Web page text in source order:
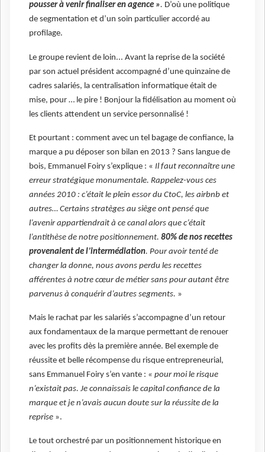
pousser à venir finaliser en agence ». D’où une politique
de segmentation et d’un soin particulier accordé au
profilage.
Le groupe revient de loin... Avant la reprise de la société
par son actuel président accompagné d’une quinzaine de
cadres salariés, la centralisation informatique était de
mise, pour … le pire ! Bonjour la fidélisation au moment où
les clients attendent un service personnalisé !
Et pourtant : comment avec un tel bagage de confiance, la
marque a pu déposer son bilan en 2013 ? Sans langue de
bois, Emmanuel Foiry s’explique : « Il faut reconnaître une
erreur stratégique monumentale. Rappelez-vous ces
années 2010 : c’était le plein essor du CtoC, les airbnb et
autres… Certains stratèges au siège ont pensé que
l’avenir appartiendrait à ce canal alors que c’était
l’antithèse de notre positionnement. 80% de nos recettes
provenaient de l’intermédiation. Pour avoir tenté de
changer la donne, nous avons perdu les recettes
afférentes à notre cœur de métier sans pour autant être
parvenus à conquérir d’autres segments. »
Mais le rachat par les salariés s’accompagne d’un retour
aux fondamentaux de la marque permettant de renouer
avec les profits dès la première année. Bel exemple de
réussite et belle récompense du risque entrepreneurial,
sans Emmanuel Foiry s’en vante : « pour moi le risque
n’existait pas. Je connaissais le capital confiance de la
marque et je n’avais aucun doute sur la réussite de la
reprise ».
Le tout orchestré par un positionnement historique en